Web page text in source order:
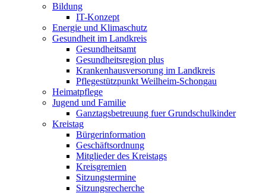
Bildung
IT-Konzept
Energie und Klimaschutz
Gesundheit im Landkreis
Gesundheitsamt
Gesundheitsregion plus
Krankenhausversorung im Landkreis
Pflegestützpunkt Weilheim-Schongau
Heimatpflege
Jugend und Familie
Ganztagsbetreuung fuer Grundschulkinder
Kreistag
Bürgerinformation
Geschäftsordnung
Mitglieder des Kreistags
Kreisgremien
Sitzungstermine
Sitzungsrecherche